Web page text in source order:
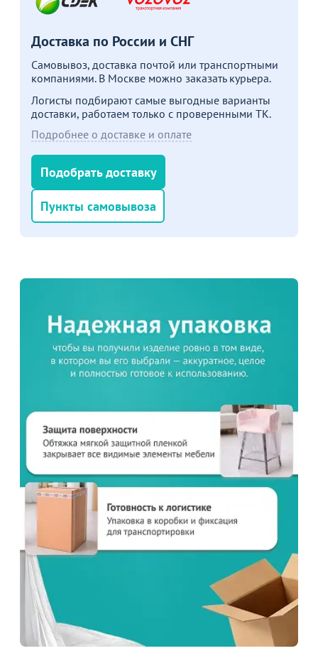
Доставка по России и СНГ
Самовывоз, доставка почтой или транспортными
компаниями. В Москве можно заказать курьера.
Логисты подбирают самые выгодные варианты
доставки, работаем только с проверенными ТК.
Подробнее о доставке и оплате
Подобрать доставку
Пункты самовывоза
Товар в корзине
Чехол 06 на стул Борно, спандекс белый